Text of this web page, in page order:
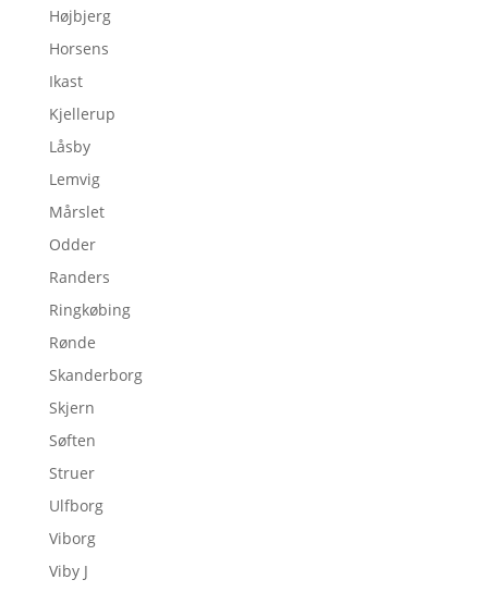
Højbjerg
Horsens
Ikast
Kjellerup
Låsby
Lemvig
Mårslet
Odder
Randers
Ringkøbing
Rønde
Skanderborg
Skjern
Søften
Struer
Ulfborg
Viborg
Viby J